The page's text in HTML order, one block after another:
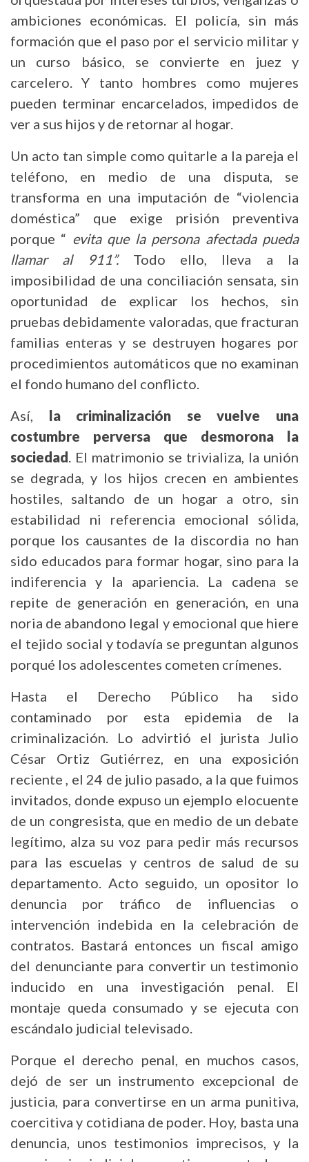
ambiciones económicas. El policía, sin más
formación que el paso por el servicio militar y
un curso básico, se convierte en juez y
carcelero. Y tanto hombres como mujeres
pueden terminar encarcelados, impedidos de
ver a sus hijos y de retornar al hogar.
Un acto tan simple como quitarle a la pareja el
teléfono, en medio de una disputa, se
transforma en una imputación de “violencia
doméstica” que exige prisión preventiva
porque “ evita que la persona afectada pueda
llamar al 911”.Todo ello, lleva a la
imposibilidad de una conciliación sensata, sin
oportunidad de explicar los hechos, sin
pruebas debidamente valoradas, que fracturan
familias enteras y se destruyen hogares por
procedimientos automáticos que no examinan
el fondo humano del conflicto.
Así, la criminalización se vuelve una
costumbre perversa que desmorona la
sociedad. El matrimonio se trivializa, la unión
se degrada, y los hijos crecen en ambientes
hostiles, saltando de un hogar a otro, sin
estabilidad ni referencia emocional sólida,
porque los causantes de la discordia no han
sido educados para formar hogar, sino para la
indiferencia y la apariencia. La cadena se
repite de generación en generación, en una
noria de abandono legal y emocional que hiere
el tejido social y todavía se preguntan algunos
porqué los adolescentes cometen crímenes.
Hasta el Derecho Público ha sido
contaminado por esta epidemia de la
criminalización. Lo advirtió el jurista Julio
César Ortiz Gutiérrez, en una exposición
reciente , el 24 de julio pasado, a la que fuimos
invitados, donde expuso un ejemplo elocuente
de un congresista, que en medio de un debate
legítimo, alza su voz para pedir más recursos
para las escuelas y centros de salud de su
departamento. Acto seguido, un opositor lo
denuncia por tráfico de influencias o
intervención indebida en la celebración de
contratos. Bastará entonces un fiscal amigo
del denunciante para convertir un testimonio
inducido en una investigación penal. El
montaje queda consumado y se ejecuta con
escándalo judicial televisado.
Porque el derecho penal, en muchos casos,
dejó de ser un instrumento excepcional de
justicia, para convertirse en un arma punitiva,
coercitiva y cotidiana de poder. Hoy, basta una
denuncia, unos testimonios imprecisos, y la